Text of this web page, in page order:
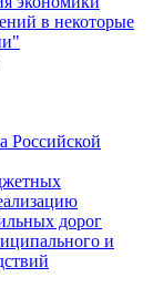
в некоторые
Российской
дорог
и